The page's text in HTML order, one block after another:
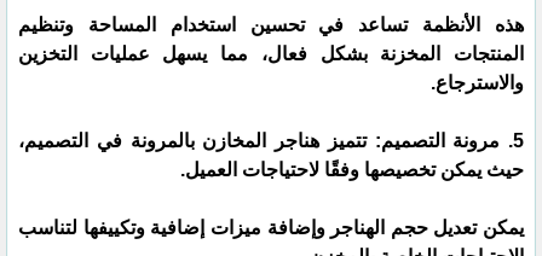
هذه الأنظمة تساعد في تحسين استخدام المساحة وتنظيم
المنتجات المخزنة بشكل فعال، مما يسهل عمليات التخزين
والاسترجاع.
5. مرونة التصميم: تتميز هناجر المخازن بالمرونة في التصميم،
حيث يمكن تخصيصها وفقًا لاحتياجات العميل.
يمكن تعديل حجم الهناجر وإضافة ميزات إضافية وتكييفها لتناسب